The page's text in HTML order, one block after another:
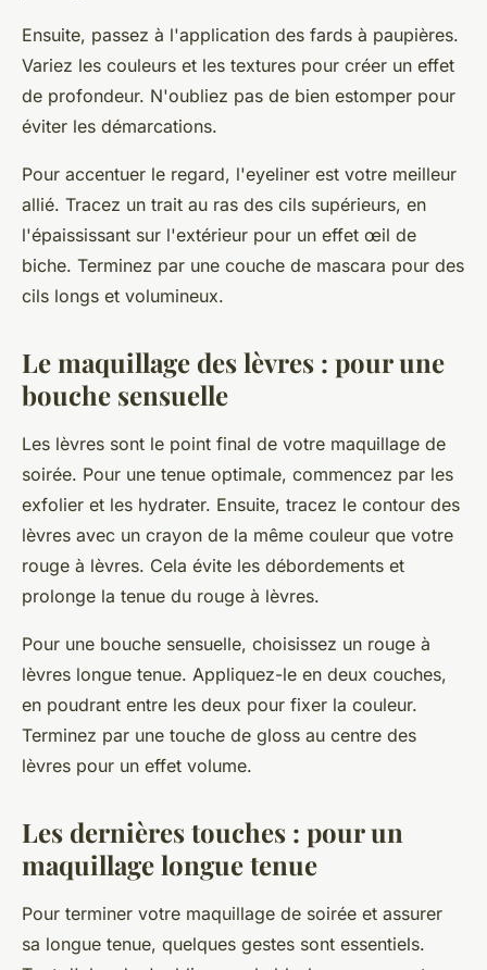
Ensuite, passez à l'application des fards à paupières.
Variez les couleurs et les textures pour créer un effet
de profondeur. N'oubliez pas de bien estomper pour
éviter les démarcations.
Pour accentuer le regard, l'eyeliner est votre meilleur
allié. Tracez un trait au ras des cils supérieurs, en
l'épaississant sur l'extérieur pour un effet œil de
biche. Terminez par une couche de mascara pour des
cils longs et volumineux.
Le maquillage des lèvres : pour une
bouche sensuelle
Les lèvres sont le point final de votre maquillage de
soirée. Pour une tenue optimale, commencez par les
exfolier et les hydrater. Ensuite, tracez le contour des
lèvres avec un crayon de la même couleur que votre
rouge à lèvres. Cela évite les débordements et
prolonge la tenue du rouge à lèvres.
Pour une bouche sensuelle, choisissez un rouge à
lèvres longue tenue. Appliquez-le en deux couches,
en poudrant entre les deux pour fixer la couleur.
Terminez par une touche de gloss au centre des
lèvres pour un effet volume.
Les dernières touches : pour un
maquillage longue tenue
Pour terminer votre maquillage de soirée et assurer
sa longue tenue, quelques gestes sont essentiels.